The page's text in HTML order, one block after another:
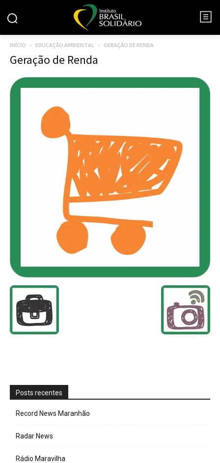
INÍCIO EDUCAÇÃO AMBIENTAL GERAÇÃO DE RENDA
Geração de Renda
Posts recentes
Record News Maranhão
Radar News
Rádio Maravilha